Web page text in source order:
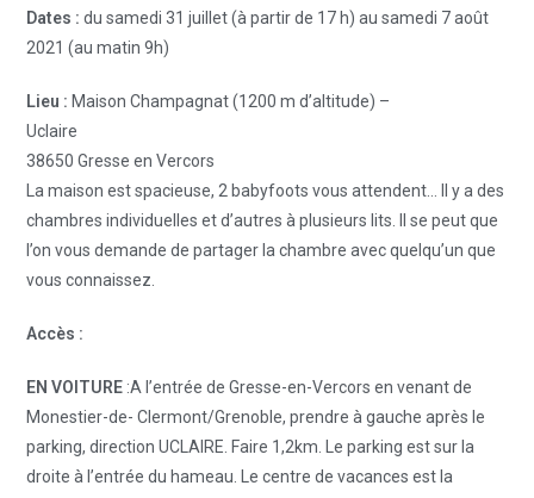
Dates : du samedi 31 juillet (à partir de 17 h) au samedi 7 août
2021 (au matin 9h)
Lieu : Maison Champagnat (1200 m d’altitude) –
Uclaire
38650 Gresse en Vercors
La maison est spacieuse, 2 babyfoots vous attendent… Il y a des
chambres individuelles et d’autres à plusieurs lits. Il se peut que
l’on vous demande de partager la chambre avec quelqu’un que
vous connaissez.
Accès :
EN VOITURE :A l’entrée de Gresse-en-Vercors en venant de
Monestier-de- Clermont/Grenoble, prendre à gauche après le
parking, direction UCLAIRE. Faire 1,2km. Le parking est sur la
droite à l’entrée du hameau. Le centre de vacances est la